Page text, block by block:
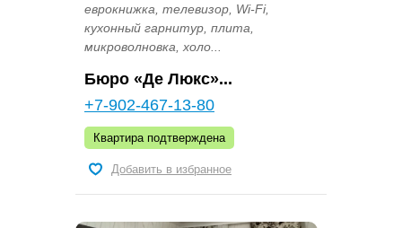
еврокнижка, телевизор, Wi-Fi,
кухонный гарнитур, плита,
микроволновка, холо...
Бюро «Де Люкс»...
+7-902-467-13-80
Квартира подтверждена
Добавить в избранное